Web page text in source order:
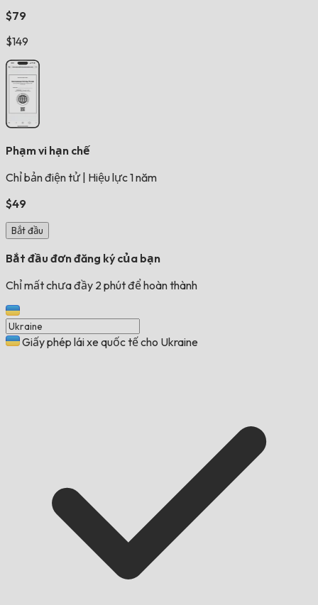
$79
$149
Phạm vi hạn chế
Chỉ bản điện tử Hiệu lực 1 năm
$49
Bắt đầu
Bắt đầu đơn đăng ký của bạn
Chỉ mất chưa đầy 2 phút để hoàn thành
Giấy phép lái xe quốc tế cho Ukraine